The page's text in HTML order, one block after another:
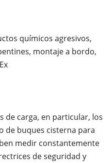
químicos agresivos,
montaje a bordo,
de carga, en particular, los
de buques cisterna para
medir constantemente
de seguridad y